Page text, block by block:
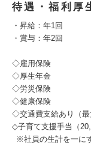
待遇・福利厚
・昇給：年1回
・賞与：年2回
◇雇用保険
◇厚生年金
◇労災保険
◇健康保険
◇交通費支給あり（最
◇子育て支援手当（
※社員の生計を一に